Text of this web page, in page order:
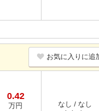
お気に入りに追
0.42
万円
なし / なし